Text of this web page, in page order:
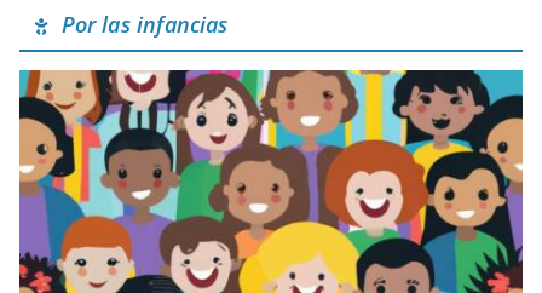
Por las infancias